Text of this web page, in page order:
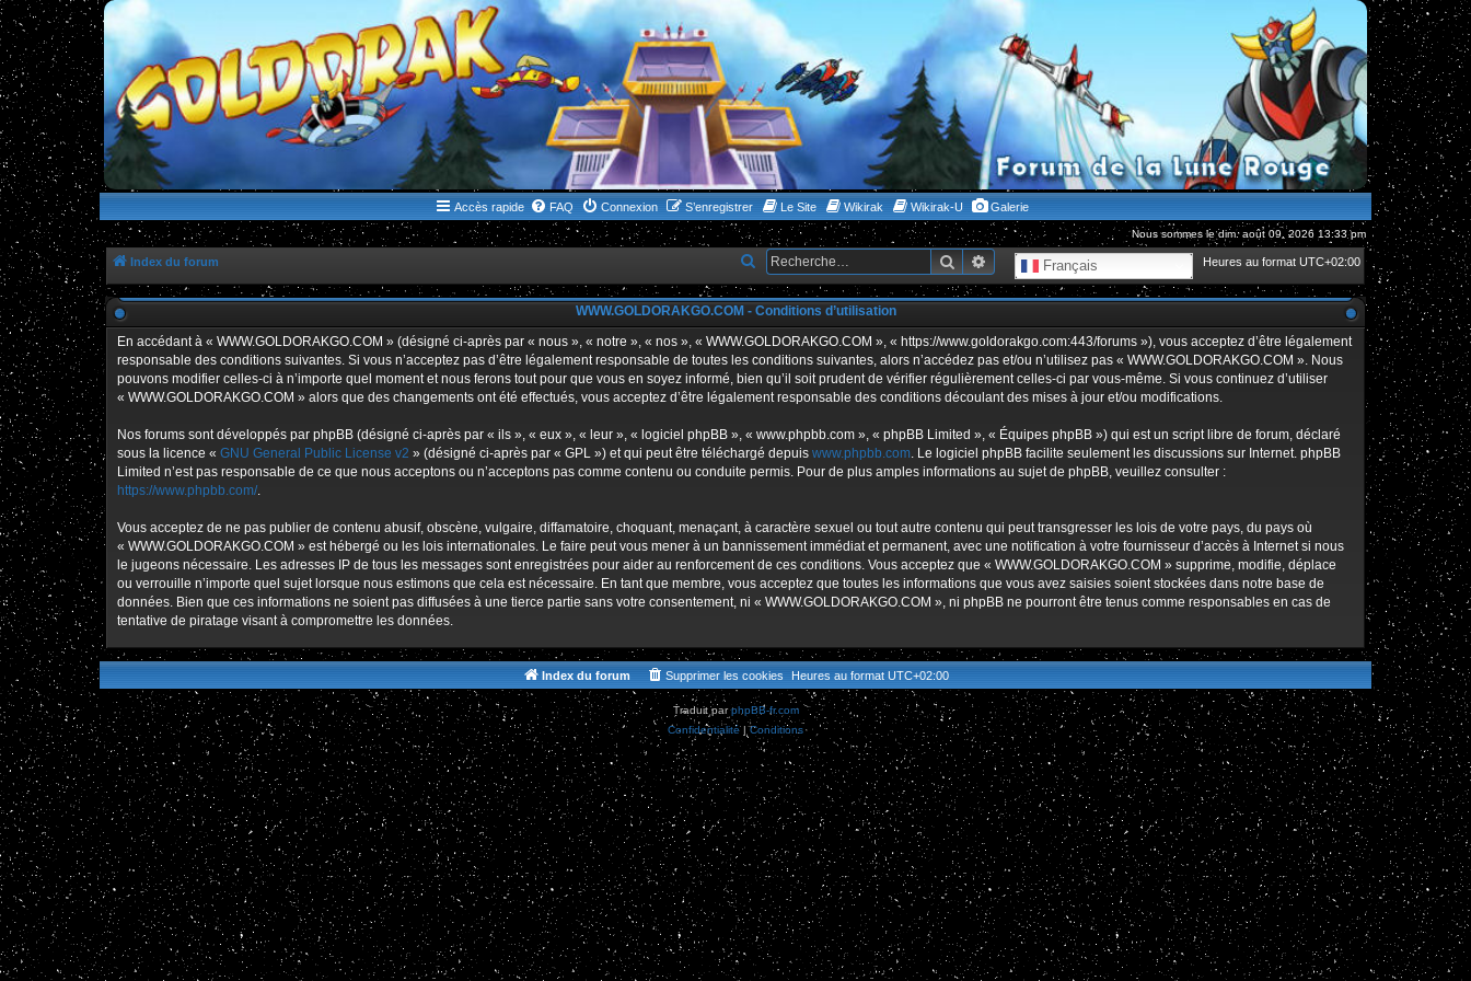
WWW.GOLDORAKGO.COM
le site de la Lune Rouge
Accès rapide FAQ Connexion S’enregistrer Le Site Wikirak Wikirak-U Galerie
Nous sommes le dim. août 09, 2026 13:33 pm
Index du forum Heures au format UTC+02:00
Français
RechercherRecherche avancée
e
c
h
e
r
h
e
WWW.GOLDORAKGO.COM - Conditions d’utilisation
En accédant à « WWW.GOLDORAKGO.COM » (désigné ci-après par « nous », « notre », « nos », « WWW.GOLDORAKGO.COM », « https://www.goldorakgo.com:443/forums »), vous acceptez d’être légalement
responsable des conditions suivantes. Si vous n’acceptez pas d’être légalement responsable de toutes les conditions suivantes, alors n’accédez pas et/ou n’utilisez pas « WWW.GOLDORAKGO.COM ». Nous
pouvons modifier celles-ci à n’importe quel moment et nous ferons tout pour que vous en soyez informé, bien qu’il soit prudent de vérifier régulièrement celles-ci par vous-même. Si vous continuez d’utiliser
« WWW.GOLDORAKGO.COM » alors que des changements ont été effectués, vous acceptez d’être légalement responsable des conditions découlant des mises à jour et/ou modifications.
Nos forums sont développés par phpBB (désigné ci-après par « ils », « eux », « leur », « logiciel phpBB », « www.phpbb.com », « phpBB Limited », « Équipes phpBB ») qui est un script libre de forum, déclaré
sous la licence « GNU General Public License v2 » (désigné ci-après par « GPL ») et qui peut être téléchargé depuis www.phpbb.com. Le logiciel phpBB facilite seulement les discussions sur Internet. phpBB
Limited n’est pas responsable de ce que nous acceptons ou n’acceptons pas comme contenu ou conduite permis. Pour de plus amples informations au sujet de phpBB, veuillez consulter :
https://www.phpbb.com/.
Vous acceptez de ne pas publier de contenu abusif, obscène, vulgaire, diffamatoire, choquant, menaçant, à caractère sexuel ou tout autre contenu qui peut transgresser les lois de votre pays, du pays où
« WWW.GOLDORAKGO.COM » est hébergé ou les lois internationales. Le faire peut vous mener à un bannissement immédiat et permanent, avec une notification à votre fournisseur d’accès à Internet si nous
le jugeons nécessaire. Les adresses IP de tous les messages sont enregistrées pour aider au renforcement de ces conditions. Vous acceptez que « WWW.GOLDORAKGO.COM » supprime, modifie, déplace
ou verrouille n’importe quel sujet lorsque nous estimons que cela est nécessaire. En tant que membre, vous acceptez que toutes les informations que vous avez saisies soient stockées dans notre base de
données. Bien que ces informations ne soient pas diffusées à une tierce partie sans votre consentement, ni « WWW.GOLDORAKGO.COM », ni phpBB ne pourront être tenus comme responsables en cas de
tentative de piratage visant à compromettre les données.
Index du forum Heures au format UTC+02:00
Supprimer les cookies
Traduit parphpBB-fr.com
Confidentialité|Conditions